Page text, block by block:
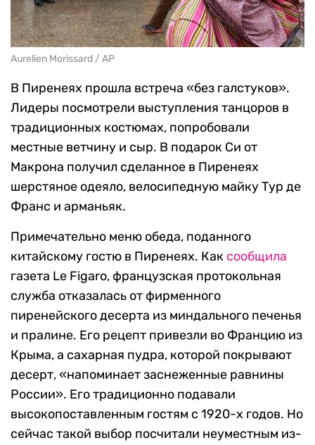
Aurelien Morissard / AP
В Пиренеях прошла встреча «без галстуков».
Лидеры посмотрели выступления танцоров в
традиционных костюмах, попробовали
местные ветчину и сыр. В подарок Си от
Макрона получил сделанное в Пиренеях
шерстяное одеяло, велосипедную майку Тур де
Франс и арманьяк.
Примечательно меню обеда, поданного
китайскому гостю в Пиренеях. Как сообщила
газета Le Figaro, французская протокольная
служба отказалась от фирменного
пиренейского десерта из миндального печенья
и пралине. Его рецепт привезли во Францию из
Крыма, а сахарная пудра, которой покрывают
десерт, «напоминает заснеженные равнины
России». Его традиционно подавали
высокопоставленным гостям с 1920-х годов. Но
сейчас такой выбор посчитали неуместным из-